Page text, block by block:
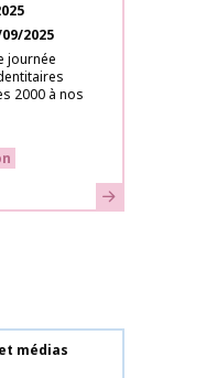
2025
journée
2000 à nos
En savoir plus
médias